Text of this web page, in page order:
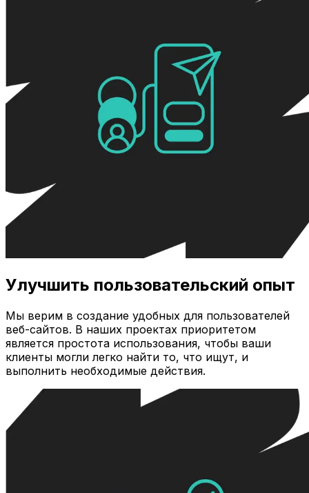
Улучшить пользовательский опыт
Мы верим в создание удобных для пользователей
веб-сайтов. В наших проектах приоритетом
является простота использования, чтобы ваши
клиенты могли легко найти то, что ищут, и
выполнить необходимые действия.